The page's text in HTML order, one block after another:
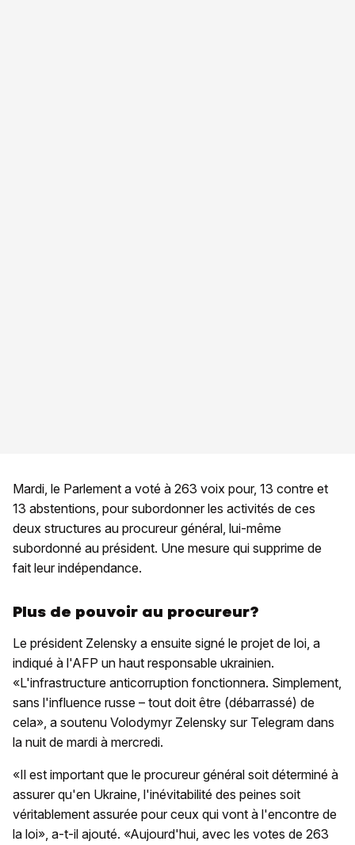
Mardi, le Parlement a voté à 263 voix pour, 13 contre et
13 abstentions, pour subordonner les activités de ces
deux structures au procureur général, lui-même
subordonné au président. Une mesure qui supprime de
fait leur indépendance.
Plus de pouvoir au procureur?
Le président Zelensky a ensuite signé le projet de loi, a
indiqué à l'AFP un haut responsable ukrainien.
«L'infrastructure anticorruption fonctionnera. Simplement,
sans l'influence russe – tout doit être (débarrassé) de
cela», a soutenu Volodymyr Zelensky sur Telegram dans
la nuit de mardi à mercredi.
«Il est important que le procureur général soit déterminé à
assurer qu'en Ukraine, l'inévitabilité des peines soit
véritablement assurée pour ceux qui vont à l'encontre de
la loi», a-t-il ajouté. «Aujourd'hui, avec les votes de 263